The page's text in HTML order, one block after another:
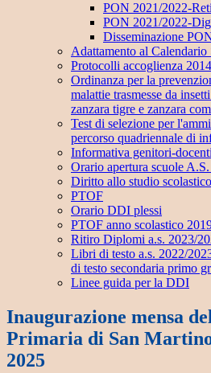
PON 2021/2022-
PON 2021/2022-
Disseminazione
Adattamento al
Protocolli accoglienza
Ordinanza per la
malattie trasmesse da
zanzara tigre e zanzara
Test di selezione per
percorso quadriennale di
Informativa genitori-
Orario apertura scuole
Diritto allo studio
PTOF
Orario DDI plessi
PTOF anno scolastico
Ritiro Diplomi a.s. 2023/
Libri di testo a.s. 2022/
di testo secondaria primo
Linee guida per la DDI
Inaugurazione mensa
Primaria di San
2025